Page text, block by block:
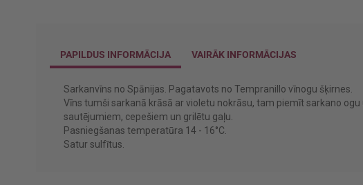
PAPILDUS INFORMĀCIJA
Sarkanvīns no Spānijas. Pagatavots no Tempranillo vīnogu šķirnes.
Vīns tumši sarkanā krāsā ar violetu nokrāsu, tam piemīt sarkano
sautējumiem, cepešiem un grilētu gaļu.
Pasniegšanas temperatūra 14 - 16°C.
Satur sulfītus.
VAIRĀK INFORMĀCIJAS